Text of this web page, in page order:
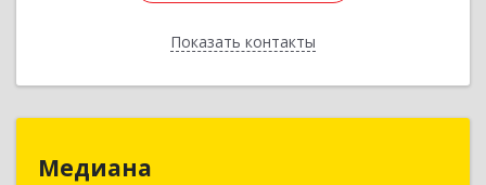
Показать контакты
Назад
Медиана